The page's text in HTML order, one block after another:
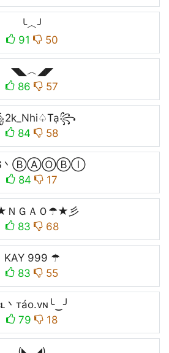
╰︿╯
91
50
◥◣︿◢◤
86
57
84
58
丶ⒷⒶⓄⒷⒾ
84
17
ＮＧＡＯ☂★彡
83
68
KAY 999 ☂
83
55
丶тáo.vɴ╰‿╯
79
18